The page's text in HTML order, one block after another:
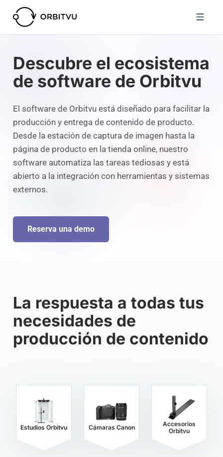
Descubre el ecosistema
de software de Orbitvu
El software de Orbitvu está diseñado para facilitar la
producción y entrega de contenido de producto.
Desde la estación de captura de imagen hasta la
página de producto en la tienda online, nuestro
software automatiza las tareas tediosas y está
abierto a la integración con herramientas y sistemas
externos.
Reserva una demo
La respuesta a todas tus
necesidades de
producción de contenido
Estudios Orbitvu Cámaras Canon
Accesorios
Orbitvu